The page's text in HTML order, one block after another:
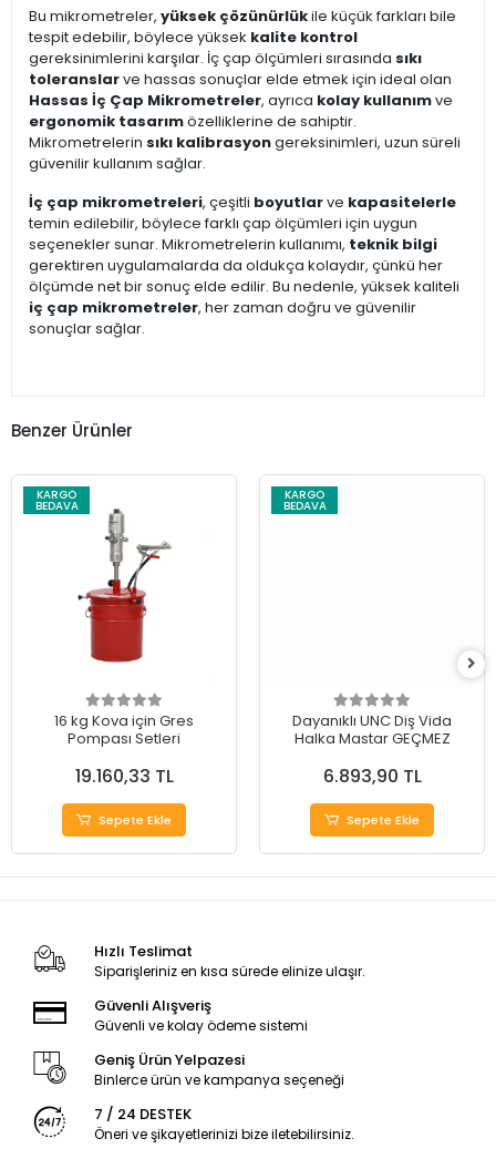
Bu mikrometreler, yüksek çözünürlükile küçük farkları bile
tespit edebilir, böylece yüksek kalite kontrol
gereksinimlerini karşılar. İç çap ölçümleri sırasında sıkı
toleranslarve hassas sonuçlar elde etmek için ideal olan
Hassas İç Çap Mikrometreler, ayrıca kolay kullanımve
ergonomik tasarımözelliklerine de sahiptir.
Mikrometrelerin sıkı kalibrasyongereksinimleri, uzun süreli
güvenilir kullanım sağlar.
İç çap mikrometreleri, çeşitli boyutlarve kapasitelerle
temin edilebilir, böylece farklı çap ölçümleri için uygun
seçenekler sunar. Mikrometrelerin kullanımı, teknik bilgi
gerektiren uygulamalarda da oldukça kolaydır, çünkü her
ölçümde net bir sonuç elde edilir. Bu nedenle, yüksek kaliteli
iç çap mikrometreler, her zaman doğru ve güvenilir
sonuçlar sağlar.
Benzer Ürünler
KARGO
BEDAVA
16 kg Kova için Gres
Pompası Setleri
19.160,33 TL
Sepete Ekle
KARGO
BEDAVA
Dayanıklı UNC Diş Vida
Halka Mastar GEÇMEZ
6.893,90 TL
Sepete Ekle
Hızlı Teslimat
Siparişleriniz en kısa sürede elinize ulaşır.
Güvenli Alışveriş
Güvenli ve kolay ödeme sistemi
Geniş Ürün Yelpazesi
Binlerce ürün ve kampanya seçeneği
7 / 24 DESTEK
Öneri ve şikayetlerinizi bize iletebilirsiniz.